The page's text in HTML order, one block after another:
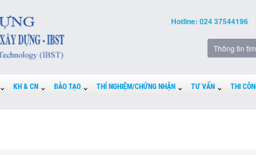
Hotline: 024 37544196
KH & CN ĐÀO TẠO THÍ NGHIỆM/CHỨNG NHẬN TƯ VẤN THI